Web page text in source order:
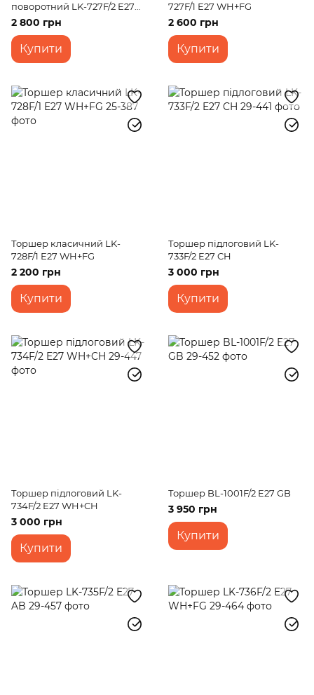
поворотний LK-727F/2 E27
WH+CH
2 800 грн
Купити
727F/1 E27 WH+FG
2 600 грн
Купити
Торшер класичний LK-
728F/1 E27 WH+FG
2 200 грн
Купити
Торшер підлоговий LK-
733F/2 E27 CH
3 000 грн
Купити
Торшер підлоговий LK-
734F/2 E27 WH+CH
3 000 грн
Купити
Торшер BL-1001F/2 E27 GB
3 950 грн
Купити